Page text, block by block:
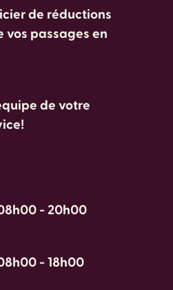
de réductions
vos passages en
de votre
- 20h00
-18h00